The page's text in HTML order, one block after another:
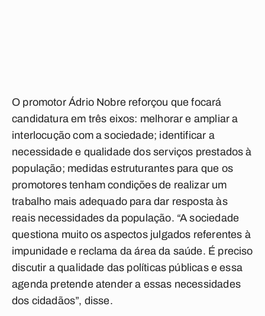
O promotor Ádrio Nobre reforçou que focará
candidatura em três eixos: melhorar e ampliar a
interlocução com a sociedade; identificar a
necessidade e qualidade dos serviços prestados à
população; medidas estruturantes para que os
promotores tenham condições de realizar um
trabalho mais adequado para dar resposta às
reais necessidades da população. “A sociedade
questiona muito os aspectos julgados referentes à
impunidade e reclama da área da saúde. É preciso
discutir a qualidade das políticas públicas e essa
agenda pretende atender a essas necessidades
dos cidadãos”, disse.